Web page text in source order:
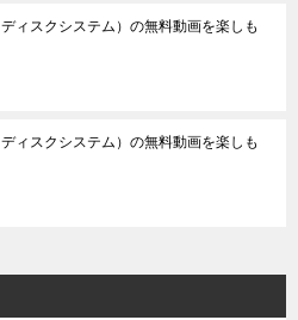
ィスクシステム）の無料動画を楽しも
ィスクシステム）の無料動画を楽しも